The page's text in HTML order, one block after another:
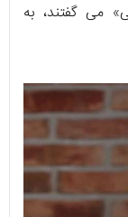
می‌ گفتند، به